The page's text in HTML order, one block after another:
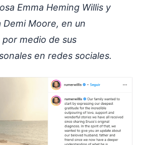
Emma Heming Willis y
Demi Moore, en un
medio de sus
en redes sociales.